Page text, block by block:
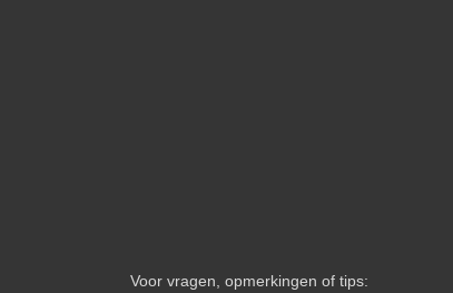
Voor vragen, opmerkingen of tips: